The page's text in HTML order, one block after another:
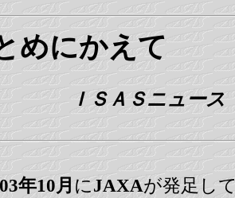
めにかえて
ＩＳＡＳニュー
年10月にJAXAが発足し